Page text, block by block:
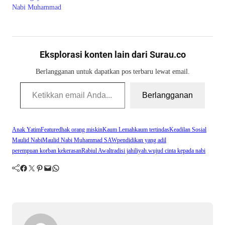
Nabi Muhammad
Eksplorasi konten lain dari Surau.co
Berlangganan untuk dapatkan pos terbaru lewat email.
Ketikkan email Anda...
Berlangganan
Anak YatimFeaturedhak orang miskinKaum Lemahkaum tertindasKeadilan Sosial
Maulid NabiMaulid Nabi Muhammad SAWpendidikan yang adil
perempuan korban kekerasanRabiul Awaltradisi jahiliyah.wujud cinta kepada nabi
Facebook Twitter Pinterest Mail WhatsApp